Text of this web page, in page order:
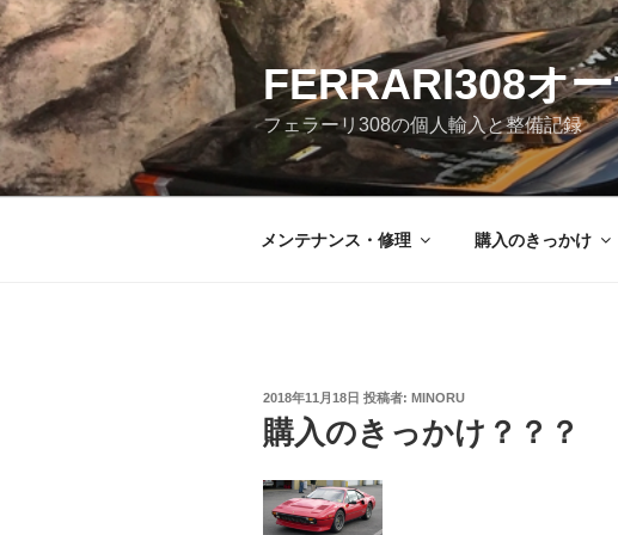
コ
ン
テ
ン
ツ
ス
FERRARI308オ
フェラーリ308の個人輸入と整備記録
メンテナンス・修理 購入のきっかけ
投
稿
日:
2018年11月18日 投稿者: MINORU
購入のきっかけ？？？